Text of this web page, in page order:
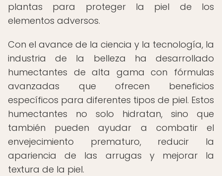
plantas para proteger la piel de los
elementos adversos.
Con el avance de la ciencia y la tecnología, la
industria de la belleza ha desarrollado
humectantes de alta gama con fórmulas
avanzadas que ofrecen beneficios
específicos para diferentes tipos de piel. Estos
humectantes no solo hidratan, sino que
también pueden ayudar a combatir el
envejecimiento prematuro, reducir la
apariencia de las arrugas y mejorar la
textura de la piel.